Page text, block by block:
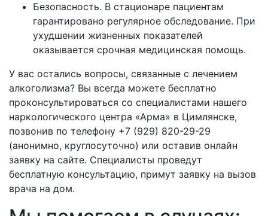
Безопасность. В стационаре пациентам
гарантировано регулярное обследование. При
ухудшении жизненных показателей
оказывается срочная медицинская помощь.
У вас остались вопросы, связанные с лечением
алкоголизма? Вы всегда можете бесплатно
проконсультироваться со специалистами нашего
наркологического центра «Арма» в Цимлянске,
позвонив по телефону +7 (929) 820-29-29
(анонимно, круглосуточно) или оставив онлайн
заявку на сайте. Специалисты проведут
бесплатную консультацию, примут заявку на вызов
врача на дом.